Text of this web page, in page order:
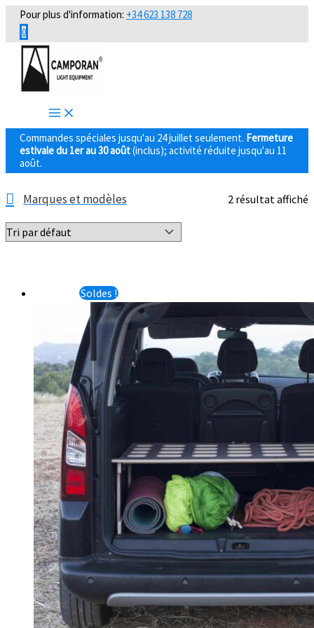
Aller
contenu
Pour plus d'information: +34 623 138 728
0
Commandes spéciales jusqu'au 24 juillet seulement. Fermeture
estivale du 1er au 30 août(inclus); activité réduite jusqu'au 11
août.
Marques et modèles 2 résultat affiché
Soldes !